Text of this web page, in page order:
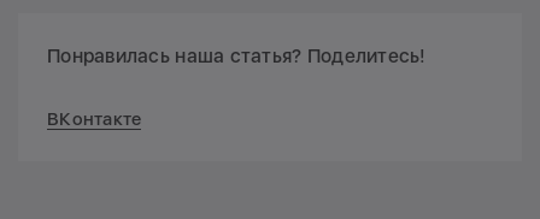
Понравилась наша статья? Поделитесь!
ВКонтакте